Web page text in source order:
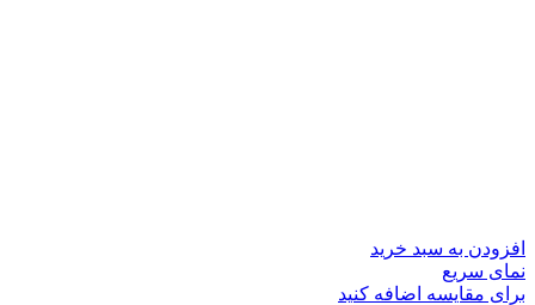
افزودن به سبد خرید
نمای سریع
برای مقایسه اضافه کنید